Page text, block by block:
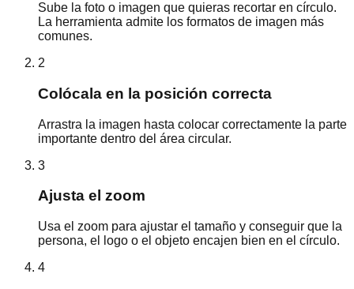
Sube la foto o imagen que quieras recortar en círculo.
La herramienta admite los formatos de imagen más
comunes.
2
Colócala en la posición correcta
Arrastra la imagen hasta colocar correctamente la parte
importante dentro del área circular.
3
Ajusta el zoom
Usa el zoom para ajustar el tamaño y conseguir que la
persona, el logo o el objeto encajen bien en el círculo.
4